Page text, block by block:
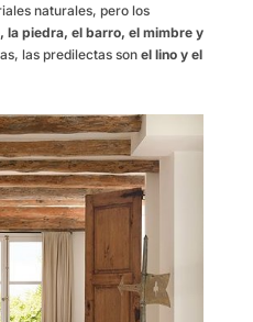
naturales, pero los
la piedra, el barro, el mimbre y
las predilectas sonel lino y el